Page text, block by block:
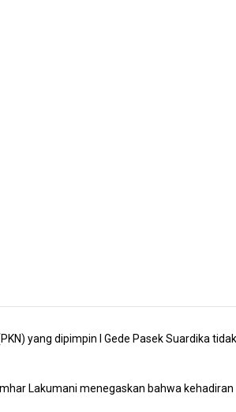
yang dipimpin I Gede Pasek Suardika
Lakumani menegaskan bahwa